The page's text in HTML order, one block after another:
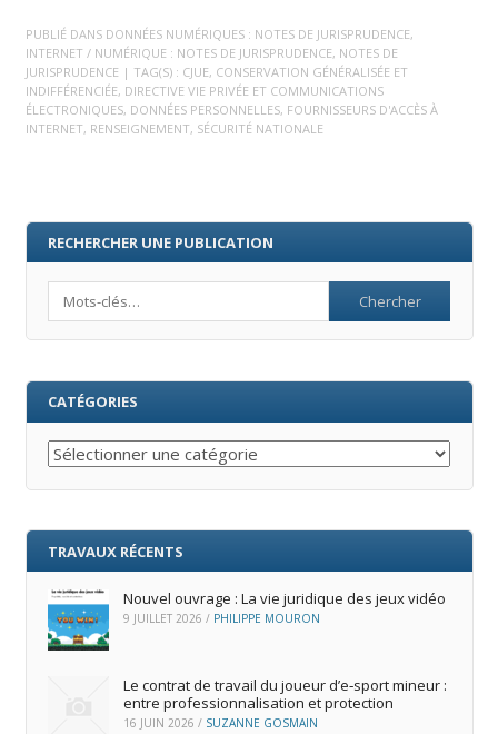
PUBLIÉ DANS DONNÉES NUMÉRIQUES : NOTES DE JURISPRUDENCE,
INTERNET / NUMÉRIQUE : NOTES DE JURISPRUDENCE, NOTES DE
JURISPRUDENCE | TAG(S) : CJUE, CONSERVATION GÉNÉRALISÉE ET
INDIFFÉRENCIÉE, DIRECTIVE VIE PRIVÉE ET COMMUNICATIONS
ÉLECTRONIQUES, DONNÉES PERSONNELLES, FOURNISSEURS D'ACCÈS À
INTERNET, RENSEIGNEMENT, SÉCURITÉ NATIONALE
RECHERCHER UNE PUBLICATION
CATÉGORIES
Catégories
TRAVAUX RÉCENTS
Nouvel ouvrage : La vie juridique des jeux vidéo
9 JUILLET 2026 / PHILIPPE MOURON
Le contrat de travail du joueur d’e‑sport mineur :
entre professionnalisation et protection
16 JUIN 2026 / SUZANNE GOSMAIN